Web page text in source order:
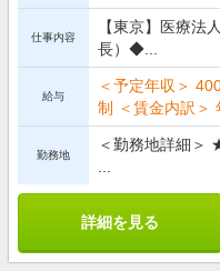
仕事内容
【東京】医療法
長）◆...
給与
＜予定年収＞
制 ＜賃金内訳＞
勤務地
＜勤務地詳細＞
詳細を見る